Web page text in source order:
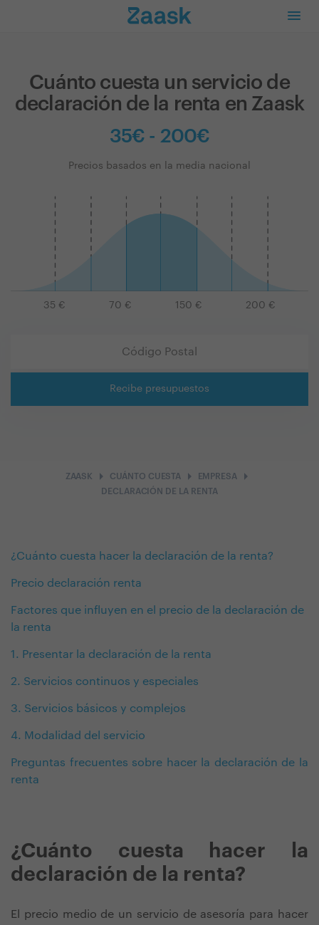
Cuánto cuesta un servicio de
declaración de la renta en Zaask
35€ - 200€
Precios basados en la media nacional
35 € 70 € 150 € 200 €
Recibe presupuestos
ZAASK arrow_right CUÁNTO CUESTA arrow_right EMPRESAarrow_right
DECLARACIÓN DE LA RENTA
¿Cuánto cuesta hacer la declaración de la renta?
Precio declaración renta
Factores que influyen en el precio de la declaración de
la renta
1. Presentar la declaración de la renta
2. Servicios continuos y especiales
3. Servicios básicos y complejos
4. Modalidad del servicio
Preguntas frecuentes sobre hacer la declaración de la
renta
¿Cuánto cuesta hacer la
declaración de la renta?
El precio medio de un servicio de asesoría para hacer